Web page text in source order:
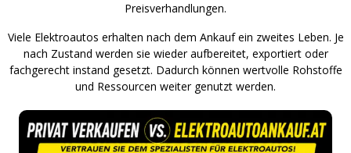
Preisverhandlungen.
Viele Elektroautos erhalten nach dem Ankauf ein zweites Leben. Je
nach Zustand werden sie wieder aufbereitet, exportiert oder
fachgerecht instand gesetzt. Dadurch können wertvolle Rohstoffe
und Ressourcen weiter genutzt werden.